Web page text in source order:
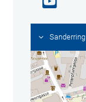
Sanderring